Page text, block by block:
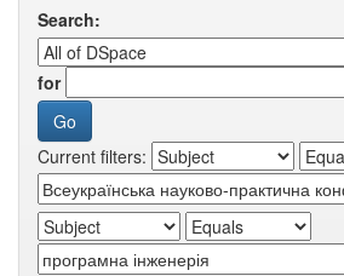
Search:
for
Current filters: